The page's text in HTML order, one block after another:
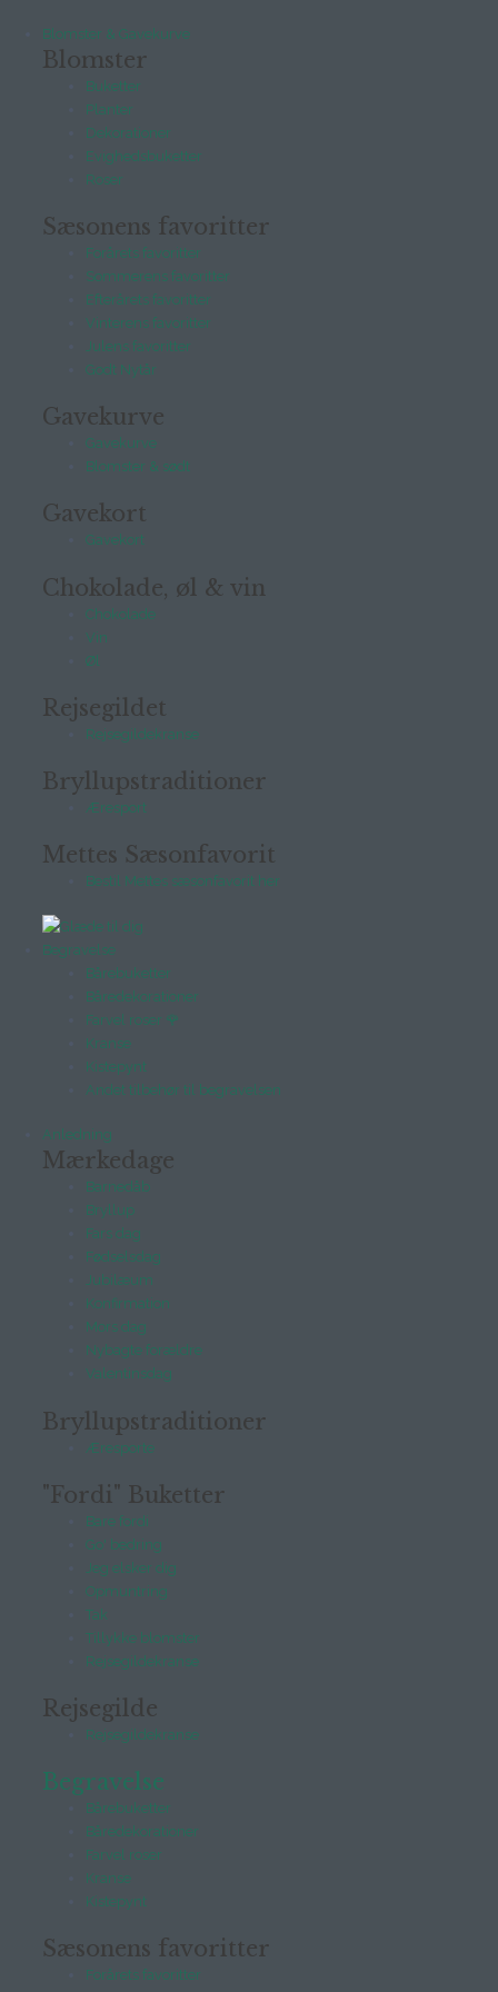
Blomster & Gavekurve
Blomster
Buketter
Planter
Dekorationer
Evighedsbuketter
Roser
Sæsonens favoritter
Forårets favoritter
Sommerens favoritter
Efterårets favoritter
Vinterens favoritter
Julens favoritter
Godt Nytår
Gavekurve
Gavekurve
Blomster & sødt
Gavekort
Gavekort
Chokolade, øl & vin
Chokolade
Vin
Øl
Rejsegildet
Rejsegildekranse
Bryllupstraditioner
Æresport
Mettes Sæsonfavorit
Bestil Mettes sæsonfavorit her
Begravelse
Bårebuketter
Båredekorationer
Farvel roser 🌹
Kranse
Kistepynt
Andet tilbehør til begravelsen
Anledning
Mærkedage
Barnedåb
Bryllup
Fars dag
Fødselsdag
Jubilæum
Konfirmation
Mors dag
Nybagte forældre
Valentinsdag
Bryllupstraditioner
Æresporte
"Fordi" Buketter
Bare fordi
Go' bedring
Jeg elsker dig
Opmuntring
Tak
Tillykke blomster
Rejsegildekranse
Rejsegilde
Rejsegildekranse
Begravelse
Bårebuketter
Båredekorationer
Farvel roser
Kranse
Kistepynt
Sæsonens favoritter
Forårets favoritter